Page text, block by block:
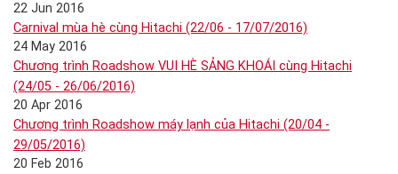
22 Jun 2016
Carnival mùa hè cùng Hitachi (22/06 - 17/07/2016)
24 May 2016
Chương trình Roadshow VUI HÈ SẢNG KHOÁI cùng Hitachi
(24/05 - 26/06/2016)
20 Apr 2016
Chương trình Roadshow máy lạnh của Hitachi (20/04 -
29/05/2016)
20 Feb 2016